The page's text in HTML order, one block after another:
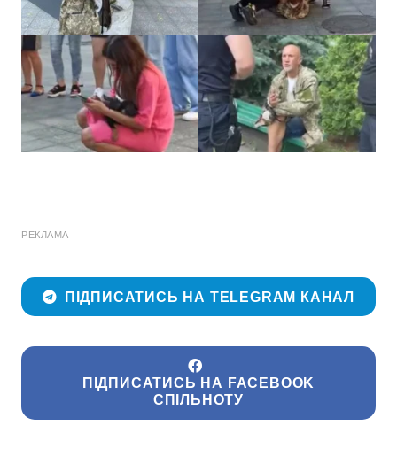
РЕКЛАМА
ПІДПИСАТИСЬ НА TELEGRAM КАНАЛ
ПІДПИСАТИСЬ НА FACEBOOK
СПІЛЬНОТУ